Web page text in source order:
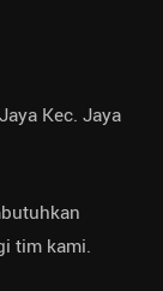
Kec. Jaya
tim kami.